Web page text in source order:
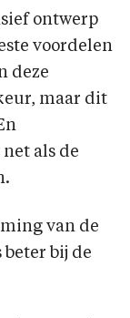
ontwerp
voordelen
deze
maar dit
als de
van de
bij de